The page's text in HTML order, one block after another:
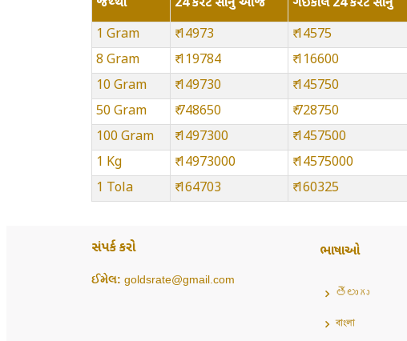
જથ્થો 24 કેરેટ સોનું આજે ગઈકાલે 24 કેરેટ સોનું
1 Gram
₹ 14973 ₹ 14575
8 Gram
₹ 119784 ₹ 116600
10 Gram
₹ 149730 ₹ 145750
50 Gram
₹ 748650 ₹ 728750
100 Gram
₹ 1497300 ₹ 1457500
1 Kg
₹ 14973000 ₹ 14575000
1 Tola
₹ 164703 ₹ 160325
સંપર્ક કરો
ઈમેલ: goldsrate@gmail.com
ભાષાઓ
తెలుగు
বাংলা